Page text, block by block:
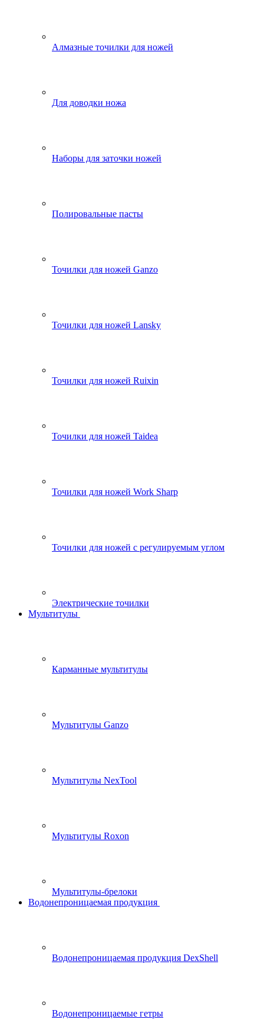
Алмазные точилки для ножей
Для доводки ножа
Наборы для заточки ножей
Полировальные пасты
Точилки для ножей Ganzo
Точилки для ножей Lansky
Точилки для ножей Ruixin
Точилки для ножей Taidea
Точилки для ножей Work Sharp
Точилки для ножей с регулируемым углом
Электрические точилки
Мультитулы
Карманные мультитулы
Мультитулы Ganzo
Мультитулы NexTool
Мультитулы Roxon
Мультитулы-брелоки
Водонепроницаемая продукция
Водонепроницаемая продукция DexShell
Водонепроницаемые гетры